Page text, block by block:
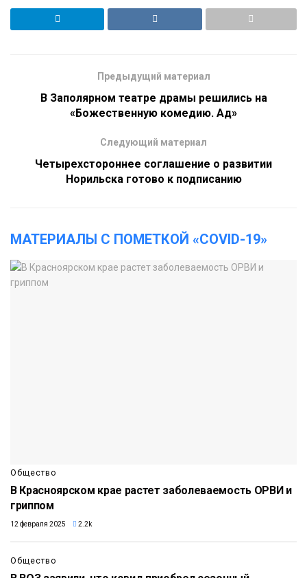
Предыдущий материал
В Заполярном театре драмы решились на
«Божественную комедию. Ад»
Следующий материал
Четырехстороннее соглашение о развитии
Норильска готово к подписанию
МАТЕРИАЛЫ С ПОМЕТКОЙ «COVID-19»
Общество
В Красноярском крае растет заболеваемость ОРВИ и
гриппом
12 февраля 2025 2.2k
Общество